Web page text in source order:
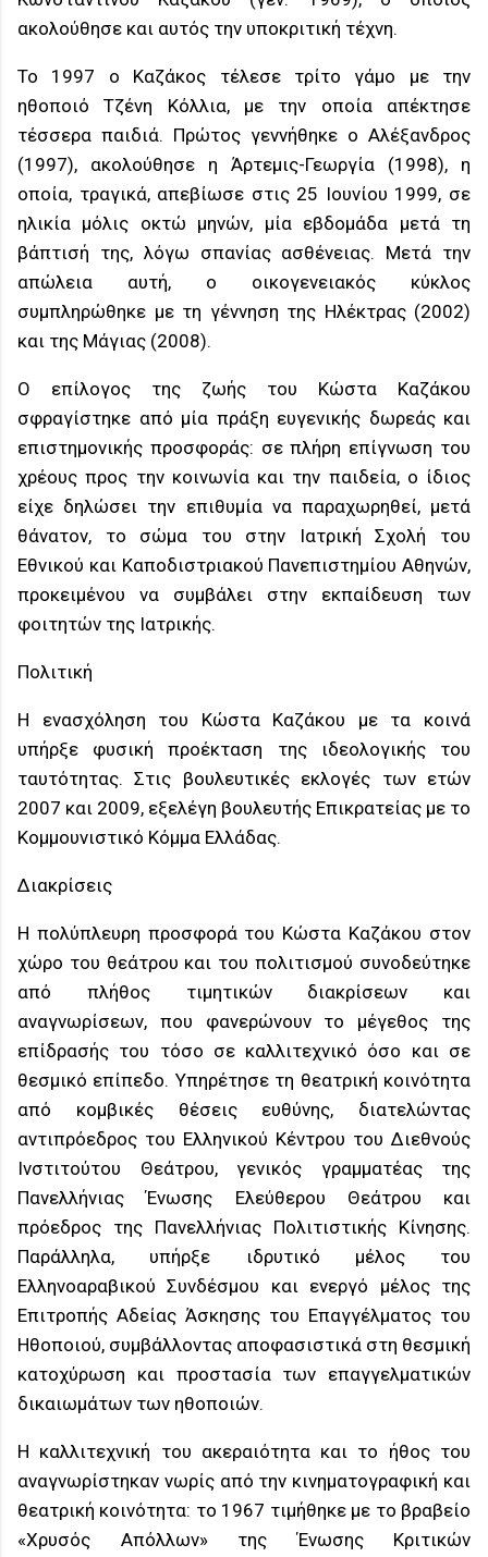
ακολούθησε και αυτός την υποκριτική τέχνη.
Το 1997 ο Καζάκος τέλεσε τρίτο γάμο με την
ηθοποιό Τζένη Κόλλια, με την οποία απέκτησε
τέσσερα παιδιά. Πρώτος γεννήθηκε ο Αλέξανδρος
(1997), ακολούθησε η Άρτεμις-Γεωργία (1998), η
οποία, τραγικά, απεβίωσε στις 25 Ιουνίου 1999, σε
ηλικία μόλις οκτώ μηνών, μία εβδομάδα μετά τη
βάπτισή της, λόγω σπανίας ασθένειας. Μετά την
απώλεια αυτή, ο οικογενειακός κύκλος
συμπληρώθηκε με τη γέννηση της Ηλέκτρας (2002)
και της Μάγιας (2008).
Ο επίλογος της ζωής του Κώστα Καζάκου
σφραγίστηκε από μία πράξη ευγενικής δωρεάς και
επιστημονικής προσφοράς: σε πλήρη επίγνωση του
χρέους προς την κοινωνία και την παιδεία, ο ίδιος
είχε δηλώσει την επιθυμία να παραχωρηθεί, μετά
θάνατον, το σώμα του στην Ιατρική Σχολή του
Εθνικού και Καποδιστριακού Πανεπιστημίου Αθηνών,
προκειμένου να συμβάλει στην εκπαίδευση των
φοιτητών της Ιατρικής.
Πολιτική
Η ενασχόληση του Κώστα Καζάκου με τα κοινά
υπήρξε φυσική προέκταση της ιδεολογικής του
ταυτότητας. Στις βουλευτικές εκλογές των ετών
2007 και 2009, εξελέγη βουλευτής Επικρατείας με το
Κομμουνιστικό Κόμμα Ελλάδας.
Διακρίσεις
Η πολύπλευρη προσφορά του Κώστα Καζάκου στον
χώρο του θεάτρου και του πολιτισμού συνοδεύτηκε
από πλήθος τιμητικών διακρίσεων και
αναγνωρίσεων, που φανερώνουν το μέγεθος της
επίδρασής του τόσο σε καλλιτεχνικό όσο και σε
θεσμικό επίπεδο. Υπηρέτησε τη θεατρική κοινότητα
από κομβικές θέσεις ευθύνης, διατελώντας
αντιπρόεδρος του Ελληνικού Κέντρου του Διεθνούς
Ινστιτούτου Θεάτρου, γενικός γραμματέας της
Πανελλήνιας Ένωσης Ελεύθερου Θεάτρου και
πρόεδρος της Πανελλήνιας Πολιτιστικής Κίνησης.
Παράλληλα, υπήρξε ιδρυτικό μέλος του
Ελληνοαραβικού Συνδέσμου και ενεργό μέλος της
Επιτροπής Αδείας Άσκησης του Επαγγέλματος του
Ηθοποιού, συμβάλλοντας αποφασιστικά στη θεσμική
κατοχύρωση και προστασία των επαγγελματικών
δικαιωμάτων των ηθοποιών.
Η καλλιτεχνική του ακεραιότητα και το ήθος του
αναγνωρίστηκαν νωρίς από την κινηματογραφική και
θεατρική κοινότητα: το 1967 τιμήθηκε με το βραβείο
«Χρυσός Απόλλων» της Ένωσης Κριτικών